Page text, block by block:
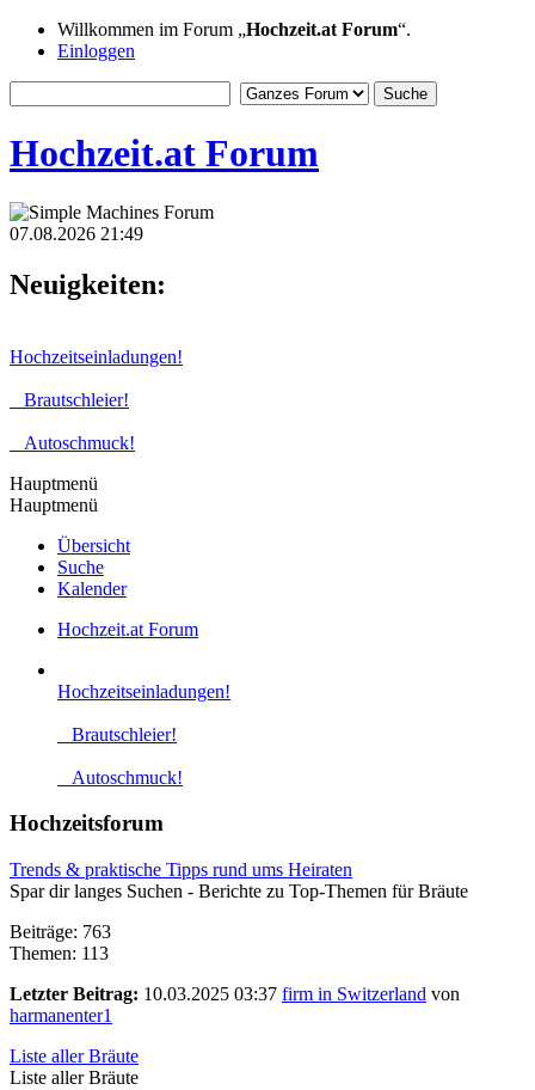
Willkommen im Forum „Hochzeit.at Forum“.
Einloggen
Hochzeit.at Forum
07.08.2026 21:49
Neuigkeiten:
Hochzeitseinladungen!
Brautschleier!
Autoschmuck!
Hauptmenü
Hauptmenü
Übersicht
Suche
Kalender
Hochzeit.at Forum
Hochzeitseinladungen!
Brautschleier!
Autoschmuck!
Hochzeitsforum
Trends & praktische Tipps rund ums Heiraten
Spar dir langes Suchen - Berichte zu Top-Themen für Bräute
Beiträge: 763
Themen: 113
Letzter Beitrag: 10.03.2025 03:37 firm in Switzerland von
harmanenter1
Liste aller Bräute
Liste aller Bräute